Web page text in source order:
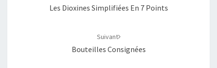
Les Dioxines Simplifiées En 7 Points
Suivant
Bouteilles Consignées